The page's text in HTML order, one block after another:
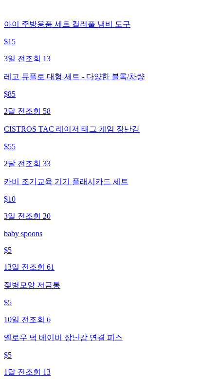
아이 주방용품 세트 컬러풀 냄비 도구
$15
3일 전 조회 13
레고 듀플로 대형 세트 - 다양한 블록/차량
$85
2달 전 조회 58
CISTROS TAC 레이저 태그 게임 장난감
$55
2달 전 조회 33
카비 조기교육 기기 플래시카드 세트
$10
3일 전 조회 20
baby spoons
$5
13일 전 조회 61
젖병모양 저금통
$5
10일 전 조회 6
옐로우 덕 베이비 장난감 연결 피스
$5
1달 전 조회 13